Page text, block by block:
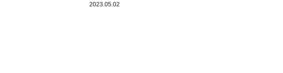
2023.05.02